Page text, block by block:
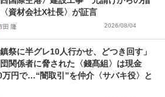
資材会社X社長〉が証言
田 隆 2026/08/04
鎮祭に半グレ10人行かせ、どつき回す」
関係者に脅された〈錢髙組〉は現金
万円で…“闇取引”を仲介〈サバキ役〉と